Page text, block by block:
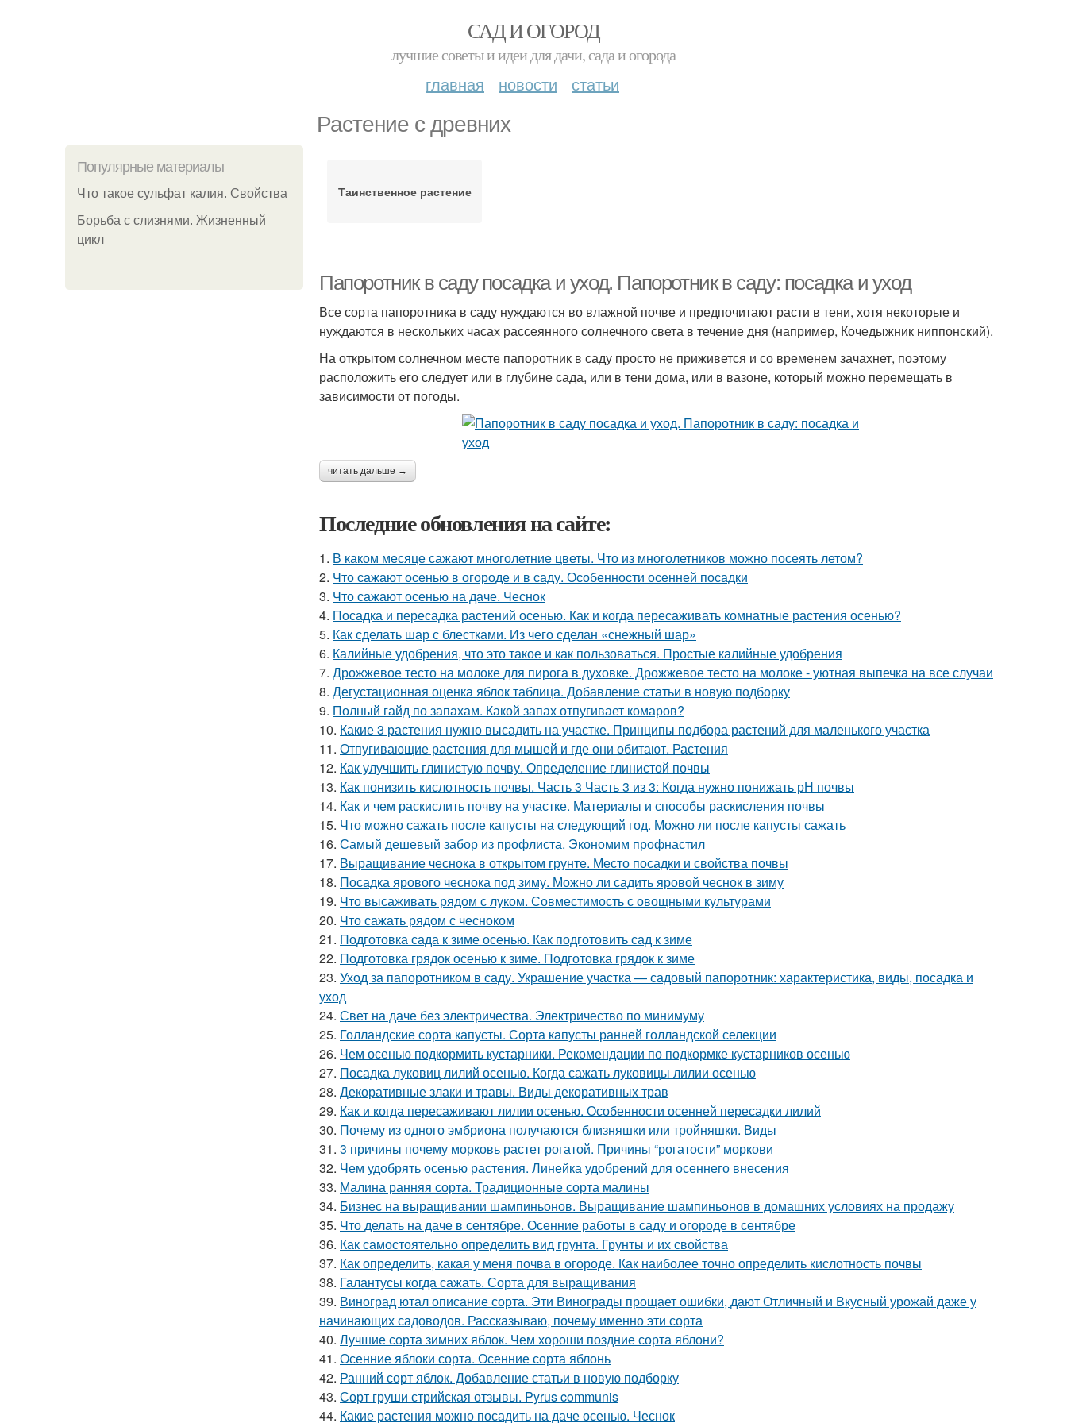
САД И ОГОРОД
лучшие советы и идеи для дачи, сада и огорода
главная новости статьи
Растение с древних
Популярные материалы
Что такое сульфат калия. Свойства
Борьба с слизнями. Жизненный
цикл
Таинственное растение
Папоротник в саду посадка и уход. Папоротник в саду: посадка и уход
Все сорта папоротника в саду нуждаются во влажной почве и предпочитают расти в тени, хотя некоторые и
нуждаются в нескольких часах рассеянного солнечного света в течение дня (например, Кочедыжник ниппонский).
На открытом солнечном месте папоротник в саду просто не приживется и со временем зачахнет, поэтому
расположить его следует или в глубине сада, или в тени дома, или в вазоне, который можно перемещать в
зависимости от погоды.
читать дальше →
Последние обновления на сайте:
1. В каком месяце сажают многолетние цветы. Что из многолетников можно посеять летом?
2. Что сажают осенью в огороде и в саду. Особенности осенней посадки
3. Что сажают осенью на даче. Чеснок
4. Посадка и пересадка растений осенью. Как и когда пересаживать комнатные растения осенью?
5. Как сделать шар с блестками. Из чего сделан «снежный шар»
6. Калийные удобрения, что это такое и как пользоваться. Простые калийные удобрения
7. Дрожжевое тесто на молоке для пирога в духовке. Дрожжевое тесто на молоке - уютная выпечка на все случаи
8. Дегустационная оценка яблок таблица. Добавление статьи в новую подборку
9. Полный гайд по запахам. Какой запах отпугивает комаров?
10. Какие 3 растения нужно высадить на участке. Принципы подбора растений для маленького участка
11. Отпугивающие растения для мышей и где они обитают. Растения
12. Как улучшить глинистую почву. Определение глинистой почвы
13. Как понизить кислотность почвы. Часть 3 Часть 3 из 3: Когда нужно понижать рН почвы
14. Как и чем раскислить почву на участке. Материалы и способы раскисления почвы
15. Что можно сажать после капусты на следующий год. Можно ли после капусты сажать
16. Самый дешевый забор из профлиста. Экономим профнастил
17. Выращивание чеснока в открытом грунте. Место посадки и свойства почвы
18. Посадка ярового чеснока под зиму. Можно ли садить яровой чеснок в зиму
19. Что высаживать рядом с луком. Совместимость с овощными культурами
20. Что сажать рядом с чесноком
21. Подготовка сада к зиме осенью. Как подготовить сад к зиме
22. Подготовка грядок осенью к зиме. Подготовка грядок к зиме
23. Уход за папоротником в саду. Украшение участка — садовый папоротник: характеристика, виды, посадка и
уход
24. Свет на даче без электричества. Электричество по минимуму
25. Голландские сорта капусты. Сорта капусты ранней голландской селекции
26. Чем осенью подкормить кустарники. Рекомендации по подкормке кустарников осенью
27. Посадка луковиц лилий осенью. Когда сажать луковицы лилии осенью
28. Декоративные злаки и травы. Виды декоративных трав
29. Как и когда пересаживают лилии осенью. Особенности осенней пересадки лилий
30. Почему из одного эмбриона получаются близняшки или тройняшки. Виды
31. 3 причины почему морковь растет рогатой. Причины “рогатости” моркови
32. Чем удобрять осенью растения. Линейка удобрений для осеннего внесения
33. Малина ранняя сорта. Традиционные сорта малины
34. Бизнес на выращивании шампиньонов. Выращивание шампиньонов в домашних условиях на продажу
35. Что делать на даче в сентябре. Осенние работы в саду и огороде в сентябре
36. Как самостоятельно определить вид грунта. Грунты и их свойства
37. Как определить, какая у меня почва в огороде. Как наиболее точно определить кислотность почвы
38. Галантусы когда сажать. Сорта для выращивания
39. Виноград ютал описание сорта. Эти Винограды прощает ошибки, дают Отличный и Вкусный урожай даже у
начинающих садоводов. Рассказываю, почему именно эти сорта
40. Лучшие сорта зимних яблок. Чем хороши поздние сорта яблони?
41. Осенние яблоки сорта. Осенние сорта яблонь
42. Ранний сорт яблок. Добавление статьи в новую подборку
43. Сорт груши стрийская отзывы. Pyrus communis
44. Какие растения можно посадить на даче осенью. Чеснок